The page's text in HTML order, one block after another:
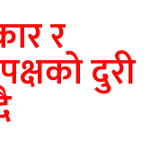
र
दुरी